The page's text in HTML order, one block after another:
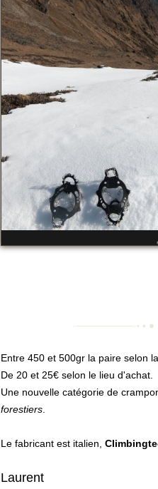
Entre 450 et 500gr la paire selon
De 20 et 25€ selon le lieu d'achat.
Une nouvelle catégorie de
forestiers
Le fabricant est italien,
Laurent